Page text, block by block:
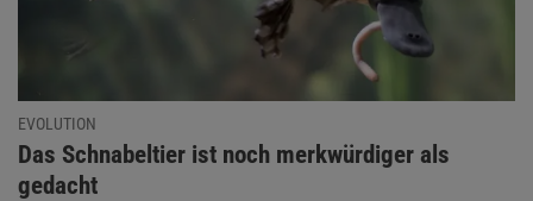
EVOLUTION
:
Das Schnabeltier ist noch merkwürdiger als
gedacht